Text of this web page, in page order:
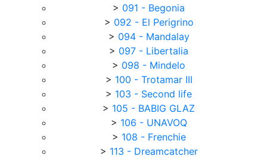
> 091 - Begonia
> 092 - El Perigrino
> 094 - Mandalay
> 097 - Libertalia
> 098 - Mindelo
> 100 - Trotamar III
> 103 - Second life
> 105 - BABIG GLAZ
> 106 - UNAVOQ
> 108 - Frenchie
> 113 - Dreamcatcher